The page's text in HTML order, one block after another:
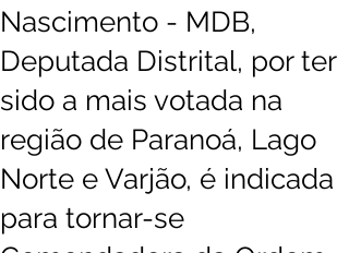
Nascimento - MDB,
Deputada Distrital, por ter
sido a mais votada na
região de Paranoá, Lago
Norte e Varjão, é indicada
para tornar-se